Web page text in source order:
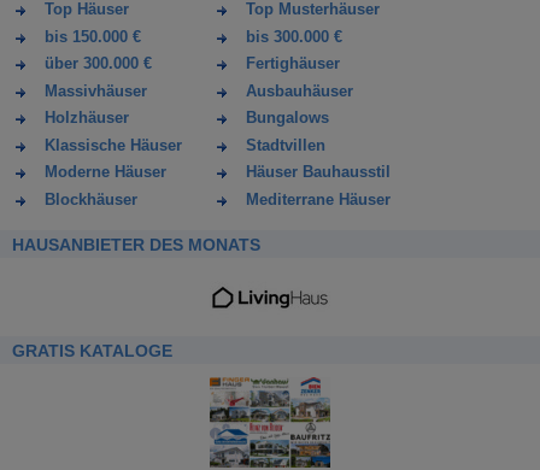
Top Häuser
Top Musterhäuser
bis 150.000 €
bis 300.000 €
über 300.000 €
Fertighäuser
Massivhäuser
Ausbauhäuser
Holzhäuser
Bungalows
Klassische Häuser
Stadtvillen
Moderne Häuser
Häuser Bauhausstil
Blockhäuser
Mediterrane Häuser
HAUSANBIETER DES MONATS
GRATIS KATALOGE